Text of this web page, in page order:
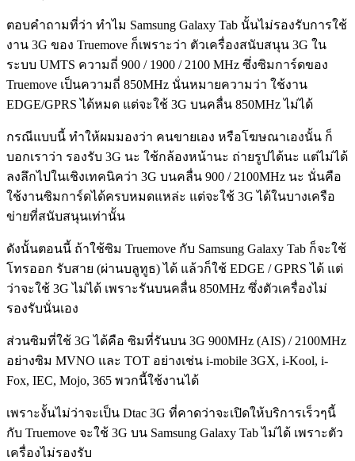
ตอบคำถามที่ว่า ทำไม Samsung Galaxy Tab นั้นไม่รองรับการใช้
งาน 3G ของ Truemove ก็เพราะว่า ตัวเครื่องสนับสนุน 3G ใน
ระบบ UMTS ความถี่ 900 / 1900 / 2100 MHz ซึ่งซิมการ์ดของ
Truemove เป็นความถี่ 850MHz นั่นหมายความว่า ใช้งาน
EDGE/GPRS ได้หมด แต่จะใช้ 3G บนคลื่น 850MHz ไม่ได้
กรณีแบบนี้ ทำให้ผมมองว่า คนขายเอง หรือโฆษณาเองนั้น ก็
บอกเราว่า รองรับ 3G นะ ใช้กล้องหน้านะ ถ่ายรูปได้นะ แต่ไม่ได้
ลงลึกไปในเชิงเทคนิคว่า 3G บนคลื่น 900 / 2100MHz นะ นั่นคือ
ใช้งานซิมการ์ดได้ครบหมดแหล่ะ แต่จะใช้ 3G ได้ในบางเครือ
ข่ายที่สนับสนุนเท่านั้น
ดังนั้นตอนนี้ ถ้าใช้ซิม Truemove กับ Samsung Galaxy Tab ก็จะใช้
โทรออก รับสาย (ผ่านบลูทูธ) ได้ แล้วก็ใช้ EDGE / GPRS ได้ แต่
ว่าจะใช้ 3G ไม่ได้ เพราะรันบนคลื่น 850MHz ซึ่งตัวเครื่องไม่
รองรับนั่นเอง
ส่วนซิมที่ใช้ 3G ได้คือ ซิมที่รันบน 3G 900MHz (AIS) / 2100MHz
อย่างซิม MVNO และ TOT อย่างเช่น i-mobile 3GX, i-Kool, i-
Fox, IEC, Mojo, 365 พวกนี้ใช้งานได้
เพราะงั้นไม่ว่าจะเป็น Dtac 3G ที่คาดว่าจะเปิดให้บริการเร็วๆนี้
กับ Truemove จะใช้ 3G บน Samsung Galaxy Tab ไม่ได้ เพราะตัว
เครื่องไม่รองรับ